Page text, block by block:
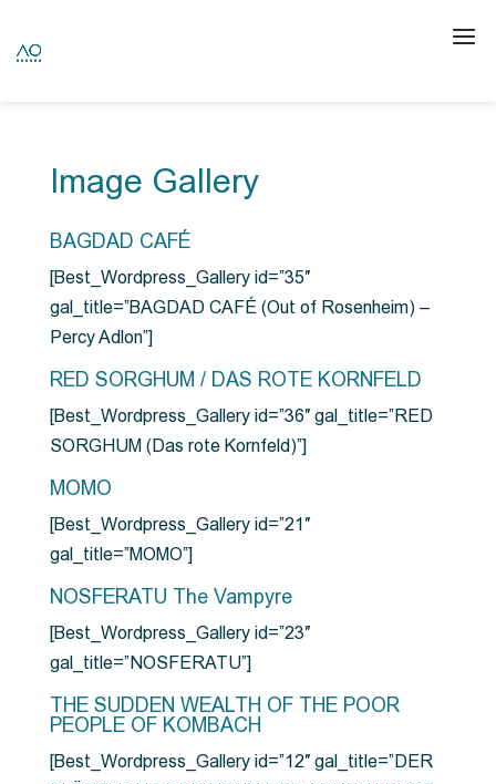
Image Gallery
BAGDAD CAFÉ
[Best_Wordpress_Gallery id=”35″
gal_title=”BAGDAD CAFÉ (Out of Rosenheim) –
Percy Adlon”]
RED SORGHUM / DAS ROTE KORNFELD
[Best_Wordpress_Gallery id=”36″ gal_title=”RED
SORGHUM (Das rote Kornfeld)”]
MOMO
[Best_Wordpress_Gallery id=”21″
gal_title=”MOMO”]
NOSFERATU The Vampyre
[Best_Wordpress_Gallery id=”23″
gal_title=”NOSFERATU”]
THE SUDDEN WEALTH OF THE POOR
PEOPLE OF KOMBACH
[Best_Wordpress_Gallery id=”12″ gal_title=”DER